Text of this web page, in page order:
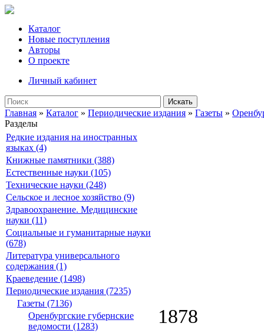
Каталог
Новые поступления
Авторы
О проекте
Личный кабинет
Искать
Главная » Каталог » Периодические издания » Газеты »
Разделы
Редкие издания на иностранных
языках (4)
Книжные памятники (388)
Естественные науки (105)
Технические науки (248)
Сельское и лесное хозяйство (9)
Здравоохранение. Медицинские
науки (11)
Социальные и гуманитарные науки
(678)
Литература универсального
содержания (1)
Краеведение (1498)
Периодические издания (7235)
Газеты (7136)
Оренбургские губернские
ведомости (1283)
1878